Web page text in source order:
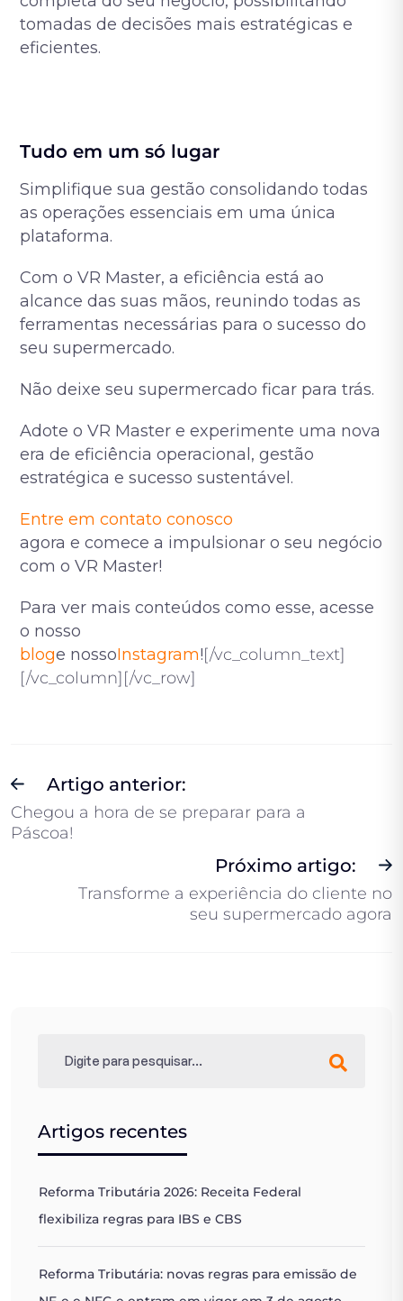
tomadas de decisões mais estratégicas e
eficientes.
Tudo em um só lugar
Simplifique sua gestão consolidando todas
as operações essenciais em uma única
plataforma.
Com o VR Master, a eficiência está ao
alcance das suas mãos, reunindo todas as
ferramentas necessárias para o sucesso do
seu supermercado.
Não deixe seu supermercado ficar para trás.
Adote o VR Master e experimente uma nova
era de eficiência operacional, gestão
estratégica e sucesso sustentável.
Entre em contato conosco
agora e comece a impulsionar o seu negócio
com o VR Master!
Para ver mais conteúdos como esse, acesse
o nosso
bloge nossoInstagram![/vc_column_text]
[/vc_column][/vc_row]
Artigo anterior:
Chegou a hora de se preparar para a
Páscoa!
Próximo artigo:
Transforme a experiência do cliente no
seu supermercado agora
Artigos recentes
Reforma Tributária 2026: Receita Federal
flexibiliza regras para IBS e CBS
Reforma Tributária: novas regras para emissão de